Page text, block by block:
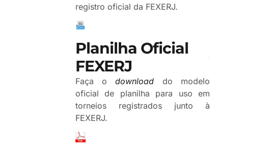
registro oficial da FEXERJ.
Planilha Oficial
FEXERJ
Faça odownload do modelo
oficial de planilha para uso em
torneios registrados junto à
FEXERJ.